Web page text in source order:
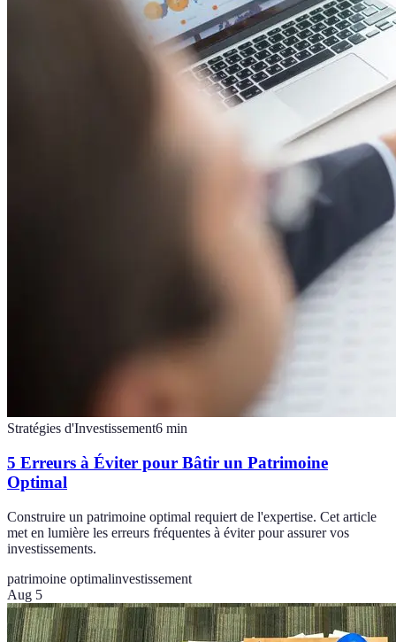
Stratégies d'Investissement6 min
5 Erreurs à Éviter pour Bâtir un Patrimoine
Optimal
Construire un patrimoine optimal requiert de l'expertise. Cet article
met en lumière les erreurs fréquentes à éviter pour assurer vos
investissements.
patrimoine optimalinvestissement
Aug 5